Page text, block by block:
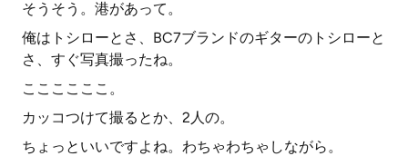
そうそう。港があって。
俺はトシローとさ、BC7ブランドのギターのトシローと
さ、すぐ写真撮ったね。
ここここここ。
カッコつけて撮るとか、2人の。
ちょっといいですよね。わちゃわちゃしながら。